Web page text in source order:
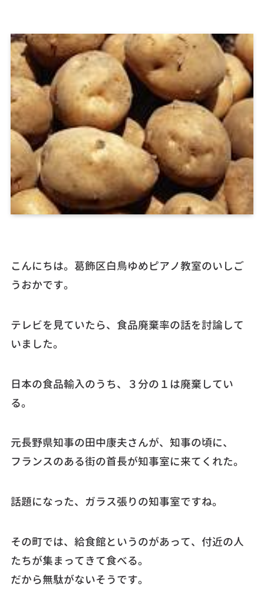
こんにちは。葛飾区白鳥ゆめピアノ教室のいしご
うおかです。
テレビを見ていたら、食品廃棄率の話を討論して
いました。
日本の食品輸入のうち、３分の１は廃棄してい
る。
元長野県知事の田中康夫さんが、知事の頃に、
フランスのある街の首長が知事室に来てくれた。
話題になった、ガラス張りの知事室ですね。
その町では、給食館というのがあって、付近の人
たちが集まってきて食べる。
だから無駄がないそうです。